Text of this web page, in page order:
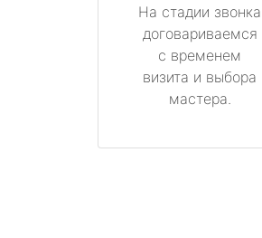
На стадии звонка
договариваемся
с временем
визита и выбора
мастера.